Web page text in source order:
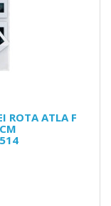
ROTA ATLA F